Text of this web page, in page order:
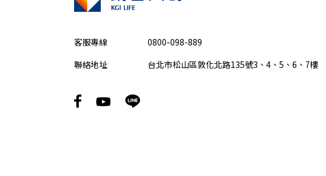
客服專線
0800-098-889
聯絡地址
台北市松山區敦化北路135號3、4、5、6、7樓